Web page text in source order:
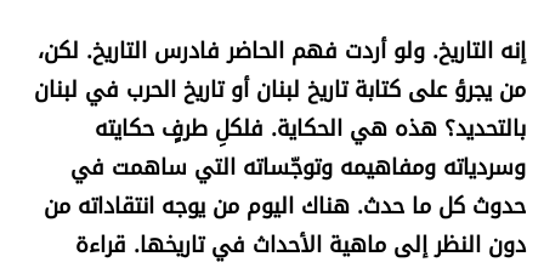
الصحافة الإسرائيلية
ثقافة وفنون
فصل من كتاب
إنه التاريخ. ولو أردت فهم الحاضر فادرس التاريخ. لكن،
من يجرؤ على كتابة تاريخ لبنان أو تاريخ الحرب في لبنان
بالتحديد؟ هذه هي الحكاية. فلكلِ طرفٍ حكايته
وسردياته ومفاهيمه وتوجّساته التي ساهمت في
حدوث كل ما حدث. هناك اليوم من يوجه انتقاداته من
دون النظر إلى ماهية الأحداث في تاريخها. قراءة